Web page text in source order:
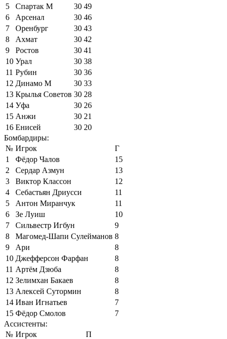
5
Спартак М 30 49
6
Арсенал 30 46
7
Оренбург 30 43
8
Ахмат 30 42
9
Ростов 30 41
10 Урал 30 38
11 Рубин 30 36
12 Динамо М 30 33
13 Крылья Советов 30 28
14 Уфа 30 26
15 Анжи 30 21
16 Енисей 30 20
Бомбардиры:
№ Игрок
Г
1
Фёдор Чалов
15
2
Сердар Азмун
13
3
Виктор Классон
12
4
Себастьян Дриусси
11
5
Антон Миранчук
11
6
Зе Луиш
10
7
Сильвестр Игбун
9
8
Магомед-Шапи Сулейманов 8
9
Ари
8
10 Джефферсон Фарфан
8
11 Артём Дзюба
8
12 Зелимхан Бакаев
8
13 Алексей Сутормин
8
14 Иван Игнатьев
7
15 Фёдор Смолов
7
Ассистенты:
№ Игрок
П